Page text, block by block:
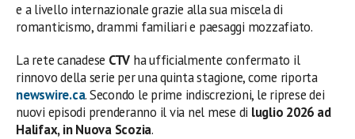
e a livello internazionale grazie alla sua miscela di
romanticismo, drammi familiari e paesaggi mozzafiato.
La rete canadese CTV ha ufficialmente confermato il
rinnovo della serie per una quinta stagione, come riporta
newswire.ca. Secondo le prime indiscrezioni, le riprese dei
nuovi episodi prenderanno il via nel mese di luglio 2026 ad
Halifax, in Nuova Scozia.